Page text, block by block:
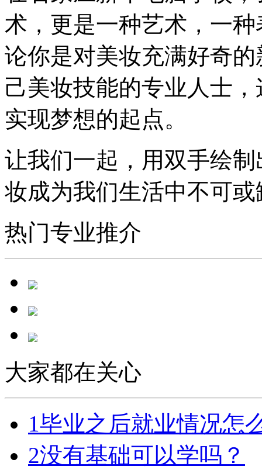
术，更是一种艺术，一
论你是对美妆充满好奇
己美妆技能的专业人士
实现梦想的起点。
让我们一起，用双手绘
妆成为我们生活中不可
热门专业推介
大家都在关心
1毕业之后就业情况怎
2没有基础可以学吗？